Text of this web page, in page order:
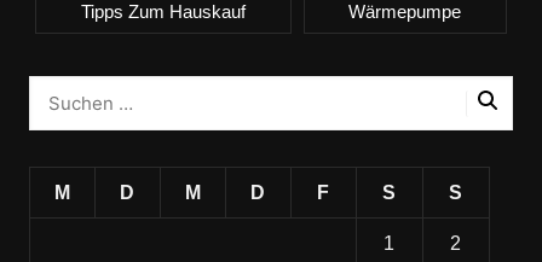
Tipps Zum Hauskauf Wärmepumpe
M D M D F S S
1 2